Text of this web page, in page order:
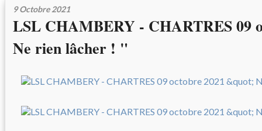
9 Octobre 2021
LSL CHAMBERY - CHARTRES 09
Ne rien lâcher ! "